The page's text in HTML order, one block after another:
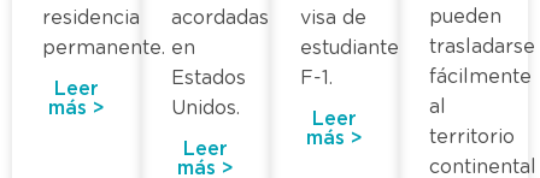
residencia
permanente.
Leer
más >
acordadas
en
Estados
Unidos.
Leer
más >
visa de
estudiante
F-1.
Leer
más >
pueden
trasladarse
fácilmente
al
territorio
continental